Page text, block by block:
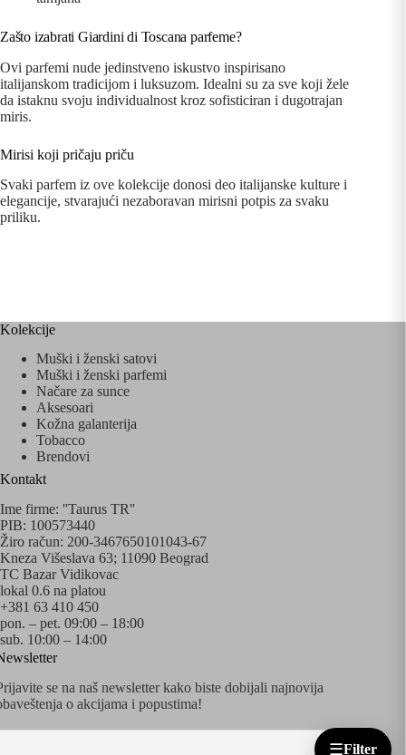
Zašto izabrati Giardini di Toscana parfeme?
Ovi parfemi nude jedinstveno iskustvo inspirisano
italijanskom tradicijom i luksuzom. Idealni su za sve koji žele
da istaknu svoju individualnost kroz sofisticiran i dugotrajan
miris.
Mirisi koji pričaju priču
Svaki parfem iz ove kolekcije donosi deo italijanske kulture i
elegancije, stvarajući nezaboravan mirisni potpis za svaku
priliku.
Kolekcije
Muški i ženski satovi
Muški i ženski parfemi
Načare za sunce
Aksesoari
Kožna galanterija
Tobacco
Brendovi
Kontakt
Ime firme: ''Taurus TR''
PIB: 100573440
Žiro račun: 200-3467650101043-67
Kneza Višeslava 63; 11090 Beograd
TC Bazar Vidikovac
lokal 0.6 na platou
+381 63 410 450
pon. – pet. 09:00 – 18:00
sub. 10:00 – 14:00
se na naš newsletter kako biste dobijali najnovija
o akcijama i popustima!
☰Filter